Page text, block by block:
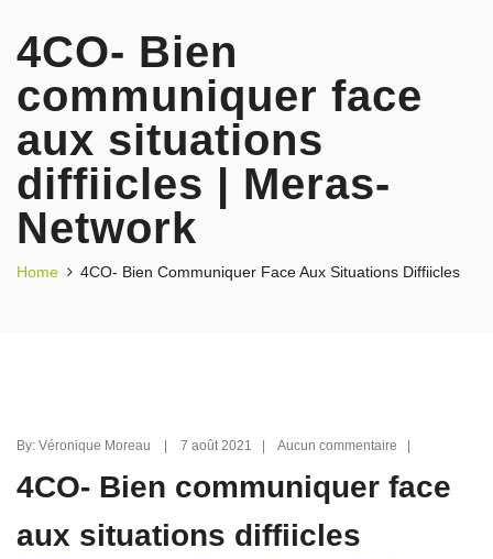
4CO- Bien
communiquer face
aux situations
diffiicles | Meras-
Network
Home 4CO- Bien Communiquer Face Aux Situations Diffiicles
By: Véronique Moreau | 7 août 2021 | Aucun commentaire |
4CO- Bien communiquer face
aux situations diffiicles